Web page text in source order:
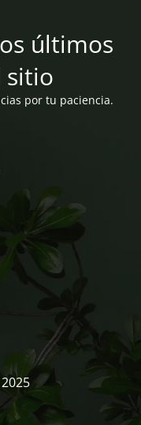
últimos
sitio
por tu paciencia.